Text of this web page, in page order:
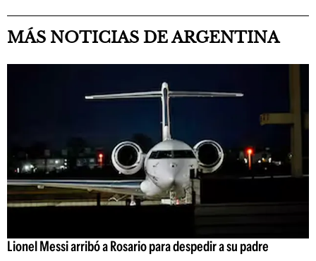
MÁS NOTICIAS DE ARGENTINA
Lionel Messi arribó a Rosario para despedir a su padre